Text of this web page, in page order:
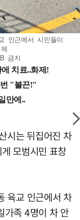
인근에서 시민들이
금지
시는 뒤집어진 차
모범시민 표창
육교 인근에서 차
가족 4명이 차 안